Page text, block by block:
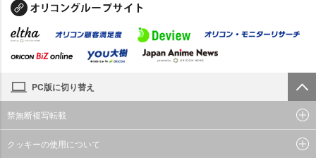
PC版に切り替え
禁無断複写転載
クッキーの使用について